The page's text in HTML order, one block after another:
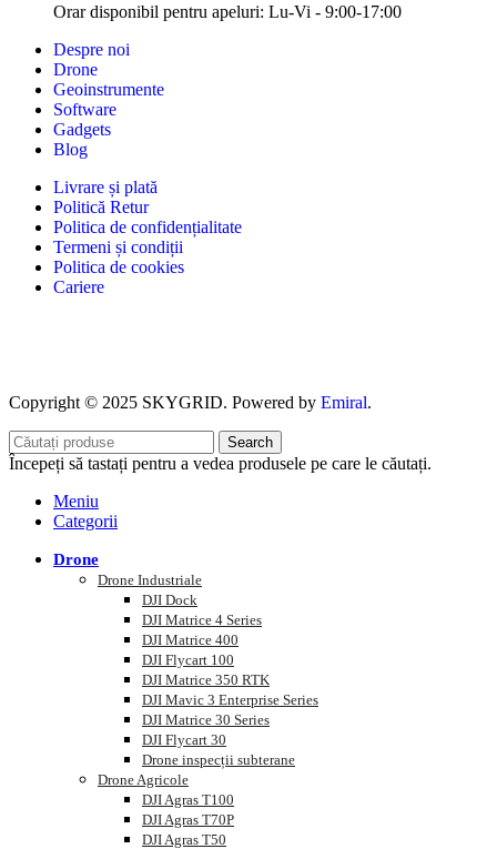
Orar disponibil pentru apeluri: Lu-Vi - 9:00-17:00
Despre noi
Drone
Geoinstrumente
Software
Gadgets
Blog
Livrare și plată
Politică Retur
Politica de confidențialitate
Termeni și condiții
Politica de cookies
Cariere
Copyright © 2025 SKYGRID. Powered by Emiral.
Search
Începeți să tastați pentru a vedea produsele pe care le căutați.
Meniu
Categorii
Drone
Drone Industriale
DJI Dock
DJI Matrice 4 Series
DJI Matrice 400
DJI Flycart 100
DJI Matrice 350 RTK
DJI Mavic 3 Enterprise Series
DJI Matrice 30 Series
DJI Flycart 30
Drone inspecții subterane
Drone Agricole
DJI Agras T100
DJI Agras T70P
DJI Agras T50